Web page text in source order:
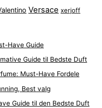
Versace xerjoff
Have Guide
Guide til Bedste Duft
Must-Have Fordele
Best valg
Guide til den Bedste Duft